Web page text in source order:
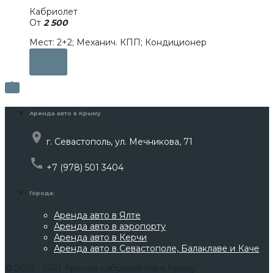
Кабриолет
От 2 500
Мест: 2+2; Механич. КПП; Кондиционер

Аренда авто в Крыму
place г. Севастополь, ул. Мечникова, 71
call +7 (978) 501 3404
Города:
Аренда авто в Ялте
Аренда авто в аэропорту
Аренда авто в Керчи
Аренда авто в Севастополе, Балаклаве и Каче
© 2016 - 2021 Аренда кабриолетов в Крыму